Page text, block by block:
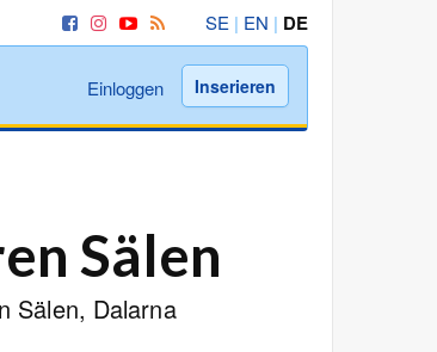
SE | EN | DE
Einloggen Inserieren
Sälen
Sälen, Dalarna